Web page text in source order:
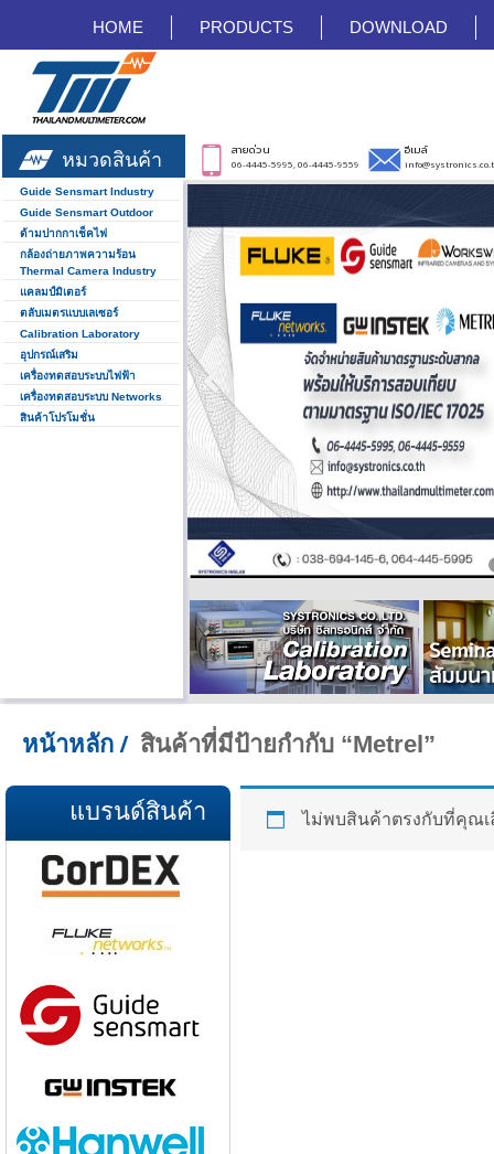
HOME PRODUCTS DOWNLOAD
หมวดสินค้า สายด่วน
06-4445-5995, 06-4445-9559
อีเมล์
Guide Sensmart Industry
Guide Sensmart Outdoor
ด้ามปากกาเช็คไฟ
กล้องถ่ายภาพความร้อน
Thermal Camera Industry
แคลมป์มิเตอร์
ตลับเมตรแบบเลเซอร์
Calibration Laboratory
อุปกรณ์เสริม
เครื่องทดสอบระบบไฟฟ้า
เครื่องทดสอบระบบ Networks
สินค้าโปรโมชั่น
สินค้าที่มีป้ายกำกับ “Metrel”
แบรนด์สินค้า